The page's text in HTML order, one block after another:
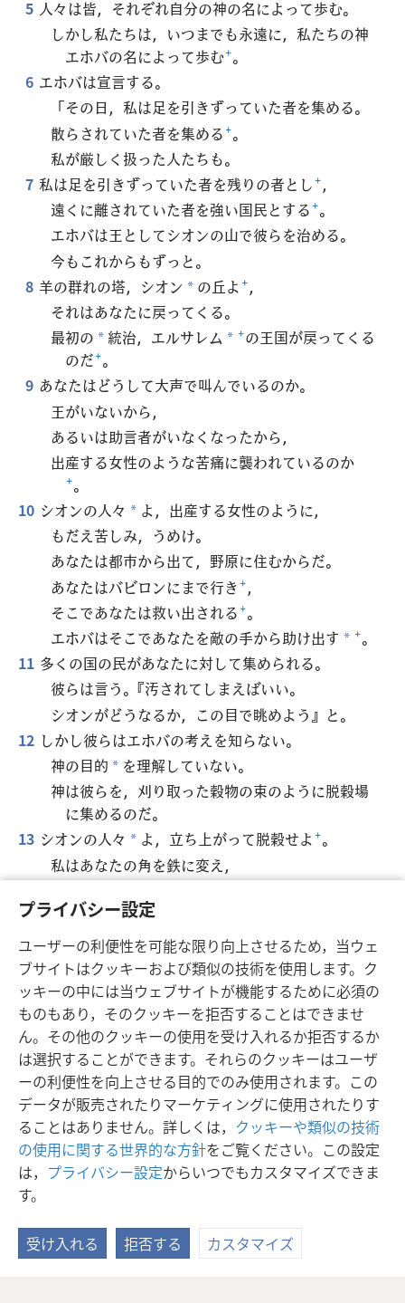
プライバシー設定
ユーザーの利便性を可能な限り向上させるため，当ウェ
ブサイトはクッキーおよび類似の技術を使用します。ク
ッキーの中には当ウェブサイトが機能するために必須の
ものもあり，そのクッキーを拒否することはできませ
ん。その他のクッキーの使用を受け入れるか拒否するか
は選択することができます。それらのクッキーはユーザ
ーの利便性を向上させる目的でのみ使用されます。この
データが販売されたりマーケティングに使用されたりす
ることはありません。詳しくは， クッキーや類似の技術
の使用に関する世界的な方針をご覧ください。この設定
は， プライバシー設定からいつでもカスタマイズできま
す。
受け入れる 拒否する カスタマイズ
5 人々は皆，それぞれ自分の神の名によって歩む。
しかし私たちは，いつまでも永遠に，私たちの神
エホバの名によって歩む+。
6 エホバは宣言する。
「その日，私は足を引きずっていた者を集める。
散らされていた者を集める+。
私が厳しく扱った人たちも。
7 私は足を引きずっていた者を残りの者とし+，
遠くに離されていた者を強い国民とする+。
エホバは王としてシオンの山で彼らを治める。
今もこれからもずっと。
8 羊の群れの塔，シオン * の丘よ +，
それはあなたに戻ってくる。
最初の * 統治，エルサレム * +の王国が戻ってくる
のだ+。
9 あなたはどうして大声で叫んでいるのか。
王がいないから，
あるいは助言者がいなくなったから，
出産する女性のような苦痛に襲われているのか
+。
10 シオンの人々 * よ，出産する女性のように，
もだえ苦しみ，うめけ。
あなたは都市から出て，野原に住むからだ。
あなたはバビロンにまで行き+，
そこであなたは救い出される+。
エホバはそこであなたを敵の手から助け出す * +。
11 多くの国の民があなたに対して集められる。
彼らは言う。『汚されてしまえばいい。
シオンがどうなるか，この目で眺めよう』と。
12 しかし彼らはエホバの考えを知らない。
神の目的 * を理解していない。
神は彼らを，刈り取った穀物の束のように脱穀場
に集めるのだ。
13 シオンの人々 * よ，立ち上がって脱穀せよ+。
私はあなたの角を鉄に変え，
あなたは多くの国を粉砕する
あなたは彼らの不当な利益をエホバに捧げ，
彼らの資産を全世界の真の主に捧げる+」。
日本語 シェアする 設定
Copyright © 2026 Watch Tower Bible and Tract Society of Pennsylvania
利用規約
プライバシーに関する方針 プライバシー設定
JW.ORG
ログイン